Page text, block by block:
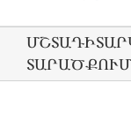
ՏԱՐԱԾՔՈՒՄ